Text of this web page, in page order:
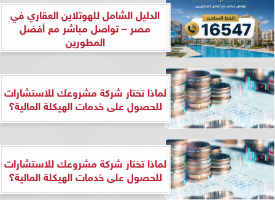
الدليل الشامل للهوتلاين العقاري في
مصر – تواصل مباشر مع أفضل
المطورين
لماذا تختار شركة مشروعك للاستشارات
للحصول على خدمات الهيكلة المالية؟
لماذا تختار شركة مشروعك للاستشارات
للحصول على خدمات الهيكلة المالية؟